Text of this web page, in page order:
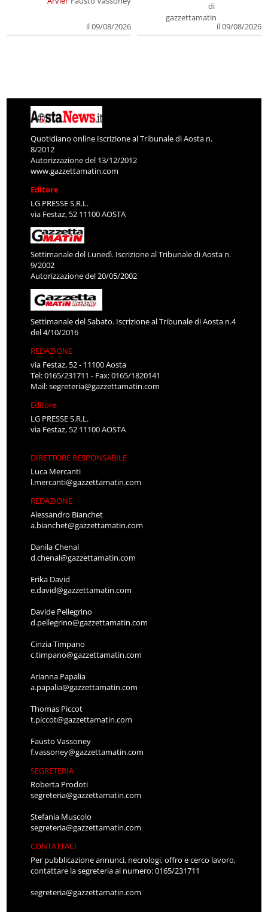
il 09/08/2026
di
gazzettamatin
il 09/08/2026
Quotidiano online Iscrizione al Tribunale di Aosta n.
8/2012
Autorizzazione del 13/12/2012
www.gazzettamatin.com
Editore
LG PRESSE S.R.L.
via Festaz, 52 11100 AOSTA
Settimanale del Lunedì. Iscrizione al Tribunale di Aosta n.
9/2002
Autorizzazione del 20/05/2002
Settimanale del Sabato. Iscrizione al Tribunale di Aosta n.4
del 4/10/2016
REDAZIONE
via Festaz, 52 - 11100 Aosta
Tel: 0165/231711 - Fax: 0165/1820141
Mail:segreteria@gazzettamatin.com
Editore
LG PRESSE S.R.L.
via Festaz, 52 11100 AOSTA
DIRETTORE RESPONSABILE
Luca Mercanti
l.mercanti@gazzettamatin.com
REDAZIONE
Alessandro Bianchet
a.bianchet@gazzettamatin.com
Danila Chenal
d.chenal@gazzettamatin.com
Erika David
e.david@gazzettamatin.com
Davide Pellegrino
d.pellegrino@gazzettamatin.com
Cinzia Timpano
c.timpano@gazzettamatin.com
Arianna Papalia
a.papalia@gazzettamatin.com
Thomas Piccot
t.piccot@gazzettamatin.com
Fausto Vassoney
f.vassoney@gazzettamatin.com
SEGRETERIA
Roberta Prodoti
segreteria@gazzettamatin.com
Stefania Muscolo
segreteria@gazzettamatin.com
CONTATTACI
Per pubblicazione annunci, necrologi, offro e cerco lavoro,
contattare la segreteria al numero: 0165/231711
segreteria@gazzettamatin.com